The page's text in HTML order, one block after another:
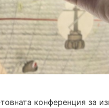
конференция за